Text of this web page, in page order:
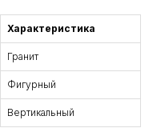
Характеристика
Гранит
Фигурный
Вертикальный